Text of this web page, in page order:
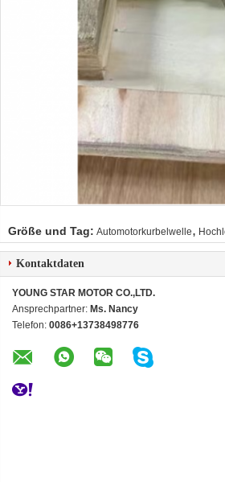
Größe und Tag: Automotorkurbelwelle,
Kontaktdaten
YOUNG STAR MOTOR CO.,LTD.
Ansprechpartner: Ms. Nancy
Telefon: 0086+13738498776